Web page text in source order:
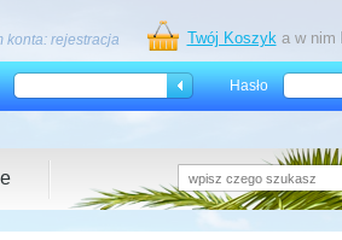
Twój Koszyka w nim
konta: rejestracja
Hasło